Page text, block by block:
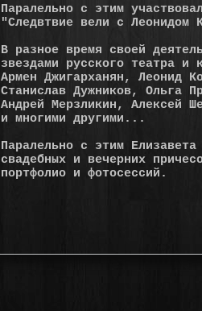
Паралельно с этим
"Следвтвие вели с Леонидом
В разное время своей
звездами русского театра и
Армен Джигарханян, Леонид
Станислав Дужников, Ольга
Андрей Мерзликин, Алексей
и многими другими...
Паралельно с этим
свадебных и вечерних
портфолио и фотосессий.